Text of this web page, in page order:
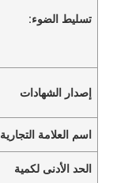
تسليط الضوء:
إصدار الشهادات
اسم العلامة التجارية
الحد الأدنى لكمية